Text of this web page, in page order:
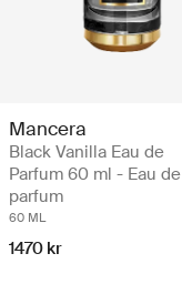
Mancera
Black Vanilla Eau de
Parfum 60 ml - Eau de
parfum
60 ML
1470 kr